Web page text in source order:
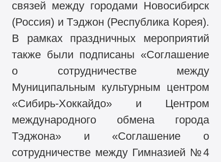
связей между городами Новосибирск
(Россия) и Тэджон (Республика Корея).
В рамках праздничных мероприятий
также были подписаны «Соглашение
о сотрудничестве между
Муниципальным культурным центром
«Сибирь-Хоккайдо» и Центром
международного обмена города
Тэджона» и «Соглашение о
сотрудничестве между Гимназией №4